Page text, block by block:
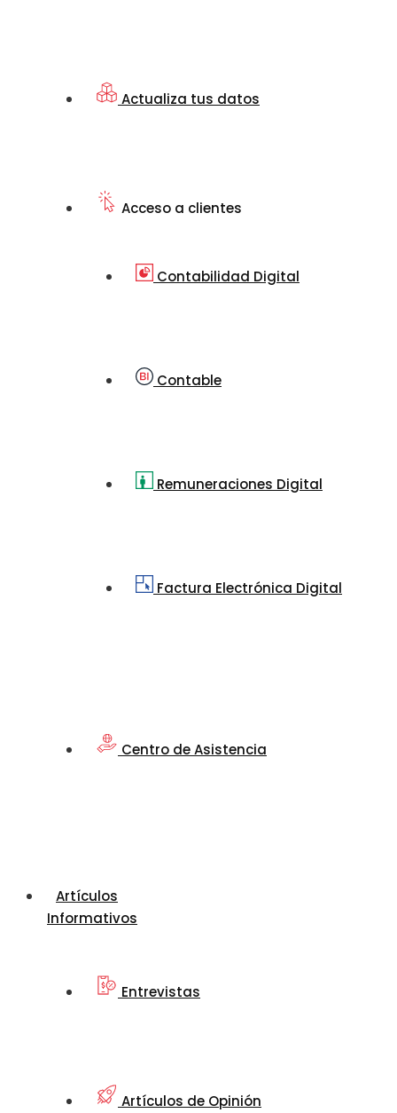
Actualiza tus datos
Acceso a clientes
Contabilidad Digital
Contable
Remuneraciones Digital
Factura Electrónica Digital
Centro de Asistencia
Artículos
Informativos
Entrevistas
Artículos de Opinión